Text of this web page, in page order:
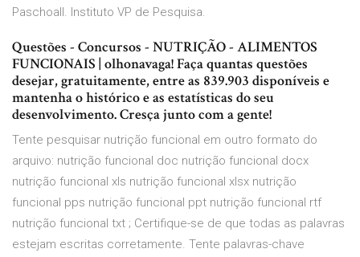
PaschoalI. Instituto VP de Pesquisa.
Questões - Concursos - NUTRIÇÃO - ALIMENTOS
FUNCIONAIS | olhonavaga! Faça quantas questões
desejar, gratuitamente, entre as 839.903 disponíveis e
mantenha o histórico e as estatísticas do seu
desenvolvimento. Cresça junto com a gente!
Tente pesquisar nutrição funcional em outro formato do
arquivo: nutrição funcional doc nutrição funcional docx
nutrição funcional xls nutrição funcional xlsx nutrição
funcional pps nutrição funcional ppt nutrição funcional rtf
nutrição funcional txt ; Certifique-se de que todas as palavras
estejam escritas corretamente. Tente palavras-chave